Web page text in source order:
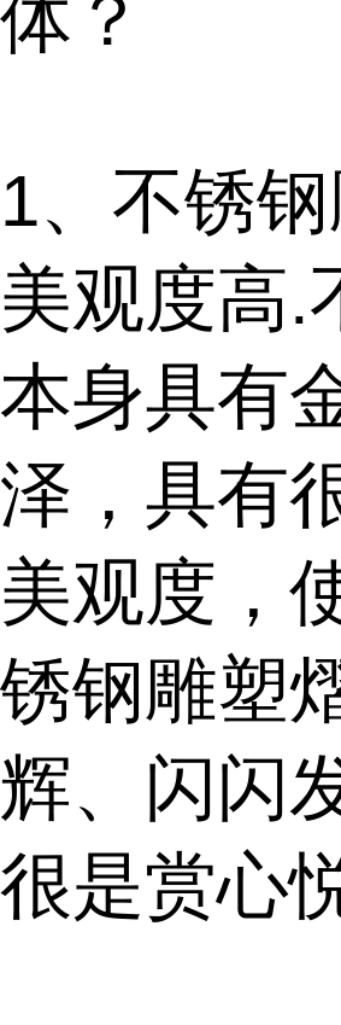
体？
1、不锈
美观度高.
本身具有
泽，具有
美观度，
锈钢雕塑
辉、闪闪
很是赏心